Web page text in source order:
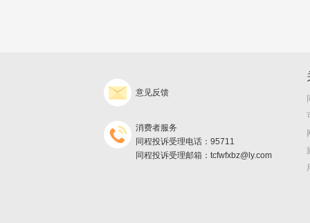
意见反馈
消费者服务
同程投诉受理电话：95711
同程投诉受理邮箱：tcfwfxbz@ly.com